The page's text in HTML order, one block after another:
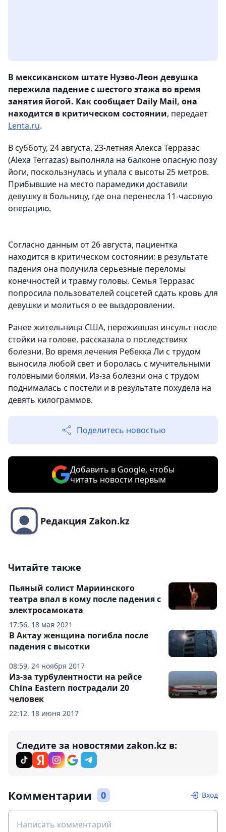
В мексиканском штате Нуэво-Леон девушка
пережила падение с шестого этажа во время
занятия йогой. Как сообщает Daily Mail, она
находится в критическом состоянии, передает
Lenta.ru.
В субботу, 24 августа, 23-летняя Алекса Терразас
(Alexa Terrazas) выполняла на балконе опасную позу
йоги, поскользнулась и упала с высоты 25 метров.
Прибывшие на место парамедики доставили
девушку в больницу, где она перенесла 11-часовую
операцию.
Согласно данным от 26 августа, пациентка
находится в критическом состоянии: в результате
падения она получила серьезные переломы
конечностей и травму головы. Семья Терразас
попросила пользователей соцсетей сдать кровь для
девушки и молиться о ее выздоровлении.
Ранее жительница США, пережившая инсульт после
стойки на голове, рассказала о последствиях
болезни. Во время лечения Ребекка Ли с трудом
выносила любой свет и боролась с мучительными
головными болями. Из-за болезни она с трудом
поднималась с постели и в результате похудела на
девять килограммов.
Поделитесь новостью
Добавить в Google, чтобы
читать новости первым
Редакция Zakon.kz
Читайте также
17:56, 18 мая 2021
Пьяный солист Мариинского
театра впал в кому после падения с
электросамоката
08:59, 24 ноября 2017
В Актау женщина погибла после
падения с высотки
22:12, 18 июня 2017
Из-за турбулентности на рейсе
China Eastern пострадали 20
человек
Следите за новостями zakon.kz в:
Комментарии 0 Вход